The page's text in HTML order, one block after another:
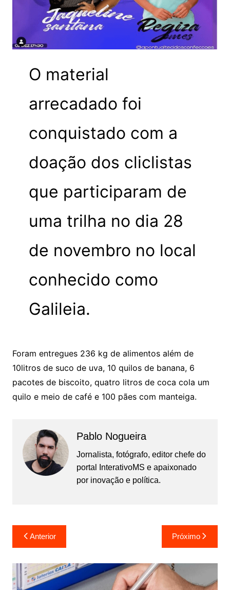
O material
arrecadado foi
conquistado com a
doação dos cliclistas
que participaram de
uma trilha no dia 28
de novembro no local
conhecido como
Galileia.
Foram entregues 236 kg de alimentos além de
10litros de suco de uva, 10 quilos de banana, 6
pacotes de biscoito, quatro litros de coca cola um
quilo e meio de café e 100 pães com manteiga.
Pablo Nogueira
Jornalista, fotógrafo, editor chefe do
portal InterativoMS e apaixonado
por inovação e política.
Navegação
de
Post
Anterior Próximo